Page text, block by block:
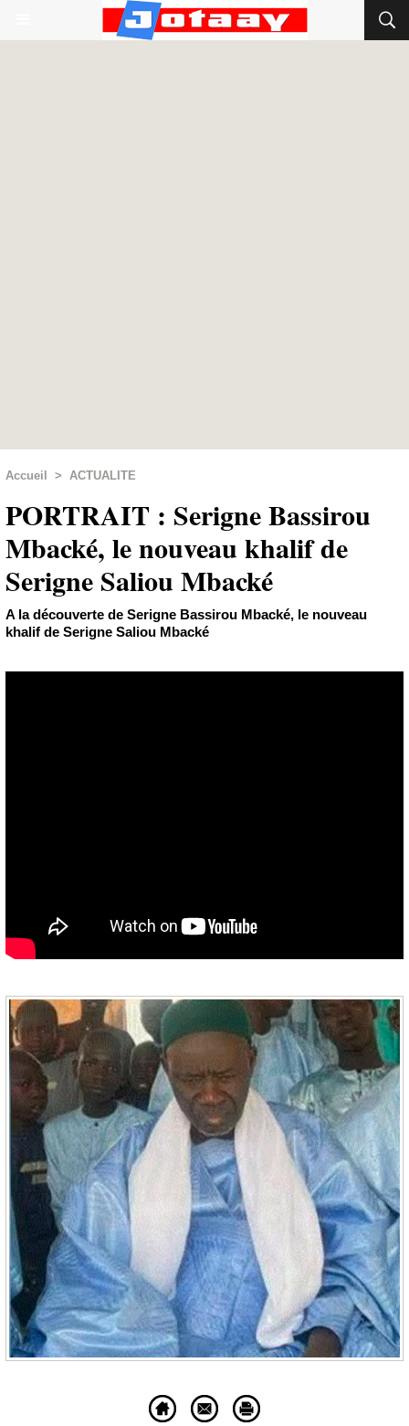
Accueil > ACTUALITE
PORTRAIT : Serigne Bassirou
Mbacké, le nouveau khalif de
Serigne Saliou Mbacké
A la découverte de Serigne Bassirou Mbacké, le nouveau
khalif de Serigne Saliou Mbacké